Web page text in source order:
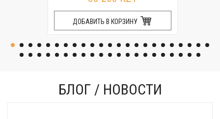
ДОБАВИТЬ В КОРЗИНУ
БЛОГ / НОВОСТИ